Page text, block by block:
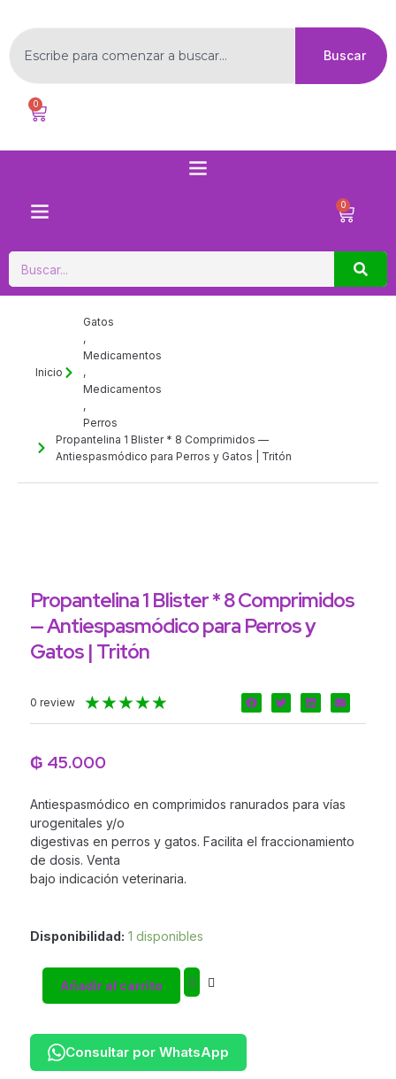
contenido
Buscar
Buscar
0
Carrito
Menú
0
Carrito
Buscar
Inicio
Gatos
,
Medicamentos
,
Medicamentos
,
Perros
Propantelina 1 Blister * 8 Comprimidos —
Antiespasmódico para Perros y Gatos | Tritón
Propantelina 1 Blister * 8 Comprimidos
— Antiespasmódico para Perros y
Gatos | Tritón
0 review ★★★★★
con
₲ 45.000
Antiespasmódico en comprimidos ranurados para vías
urogenitales y/o
digestivas en perros y gatos. Facilita el fraccionamiento
de dosis. Venta
bajo indicación veterinaria.
Disponibilidad: 1 disponibles
Propantelina
Blister
Antiespasmódico
Añadir al carrito
Consultar por WhatsApp